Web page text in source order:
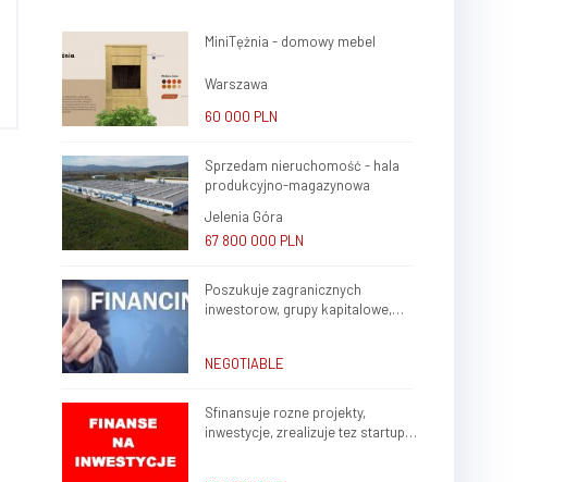
MiniTężnia - domowy mebel
Warszawa
60 000 PLN
Sprzedam nieruchomość - hala
produkcyjno-magazynowa
Jelenia Góra
67 800 000 PLN
Poszukuje zagranicznych
inwestorow, grupy kapitalowe,
NEGOTIABLE
Sfinansuje rozne projekty,
inwestycje, zrealizuje tez startup